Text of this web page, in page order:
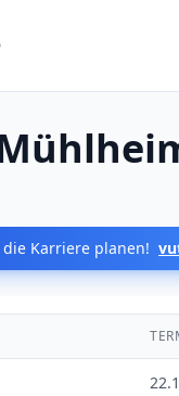
die Karriere planen!